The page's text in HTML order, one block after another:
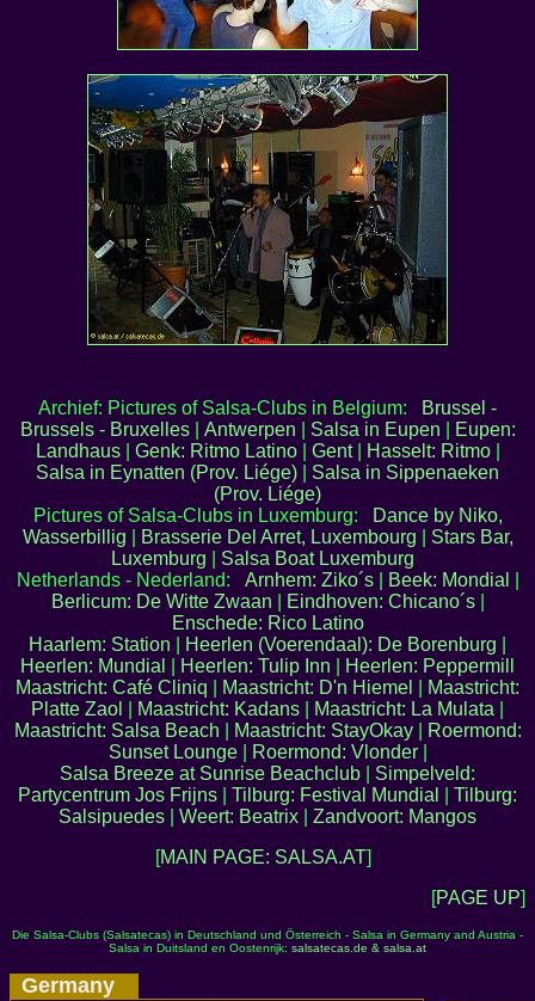
Archief: Pictures of Salsa-Clubs in Belgium:
Brussel -
Brussels - Bruxelles| Antwerpen Salsa in Eupen
Eupen:
Landhaus| Genk: Ritmo Latino| Gent| Hasselt: Ritmo|
Salsa in Eynatten (Prov. Liége)
Salsa in Sippenaeken
(Prov. Liége)
Pictures of Salsa-Clubs in Luxemburg:
Dance by Niko,
Wasserbillig
Brasserie Del Arret, Luxembourg
Stars Bar,
Luxemburg
Salsa Boat Luxemburg
Netherlands - Nederland: Arnhem: Ziko´s| Beek: Mondial
Berlicum: De Witte Zwaan
Eindhoven: Chicano´s|
Enschede: Rico Latino
Haarlem: Station
Heerlen (Voerendaal): De Borenburg
Heerlen: Mundial
Heerlen: Tulip Inn
Heerlen: Peppermill
Maastricht: Café Cliniq
Maastricht: D'n Hiemel
Maastricht:
Platte Zaol
Maastricht: Kadans Maastricht: La Mulata
Maastricht: Salsa Beach
Maastricht: StayOkay|
Roermond:
Sunset Lounge| Roermond: Vlonder|
Salsa Breeze at Sunrise Beachclub
Simpelveld:
Partycentrum Jos Frijns
Tilburg: Festival Mundial
Tilburg:
Salsipuedes
Weert: Beatrix
Zandvoort: Mangos
[MAIN PAGE: SALSA.AT]
[PAGE UP]
Die Salsa-Clubs (Salsatecas) in Deutschland und Österreich - Salsa in Germany and Austria -
Salsa in Duitsland en Oostenrijk: salsatecas.de & salsa.at
Germany